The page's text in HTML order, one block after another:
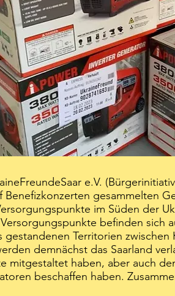
e.V.
Benefizkonzerten gesammelten
im Süden der
befinden sich
gestandenen Territorien zwischen
demnächst das Saarland
mitgestaltet haben, aber auch
beschaffen haben.